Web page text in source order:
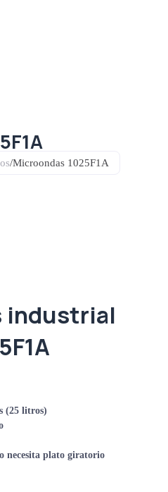
/Microondas 1025F1A
industrial
(25 litros)
necesita plato giratorio